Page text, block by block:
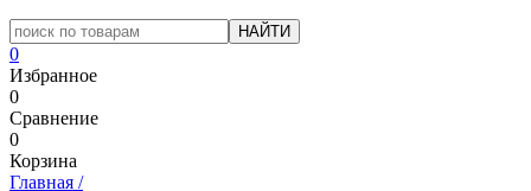
0
Избранное
0
Сравнение
0
Корзина
Главная /